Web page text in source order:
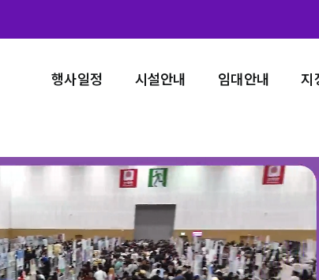
행사일정 시설안내 임대안내 지